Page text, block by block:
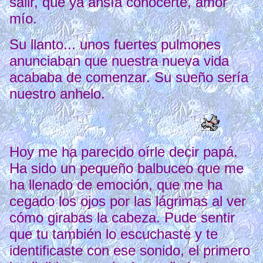
mío.
Su llanto... unos fuertes pulmones
anunciaban que nuestra nueva vida
acababa de comenzar. Su sueño sería
nuestro anhelo.
Hoy me ha parecido oírle decir papá.
Ha sido un pequeño balbuceo que me
ha llenado de emoción, que me ha
cegado los ojos por las lágrimas al ver
cómo girabas la cabeza. Pude sentir
que tu también lo escuchaste y te
identificaste con ese sonido, el primero